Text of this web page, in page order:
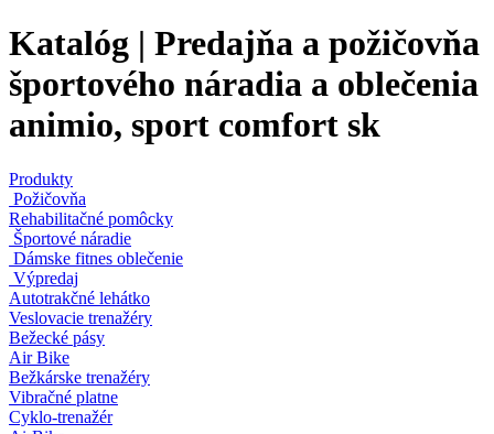
Katalóg | Predajňa a požičovňa
športového náradia a oblečenia
animio, sport comfort sk
Produkty
Požičovňa
Rehabilitačné pomôcky
Športové náradie
Dámske fitnes oblečenie
Výpredaj
Autotrakčné lehátko
Veslovacie trenažéry
Bežecké pásy
Air Bike
Bežkárske trenažéry
Vibračné platne
Cyklo-trenažér